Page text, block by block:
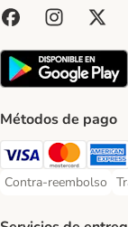
Métodos de pago
Visa Payment Method
Mastercard
Contra-reembolso
Contra-reembolso